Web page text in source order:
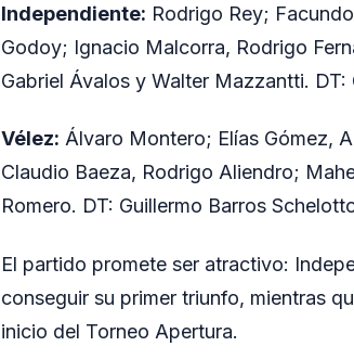
Independiente: Rodrigo Rey;
Godoy; Ignacio Malcorra, Rodrigo
Gabriel Ávalos y Walter Mazzantti. DT:
Vélez: Álvaro Montero; Elías Gómez,
Claudio Baeza, Rodrigo Aliendro;
Romero. DT: Guillermo Barros
El partido promete ser atractivo:
conseguir su primer triunfo, mientras
inicio del Torneo Apertura.